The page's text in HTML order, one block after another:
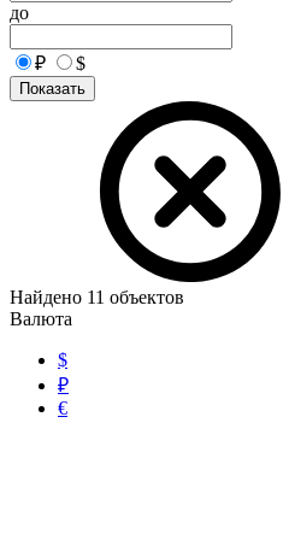
до
₽ $
Показать
Найдено 11 объектов
Валюта
$
₽
€